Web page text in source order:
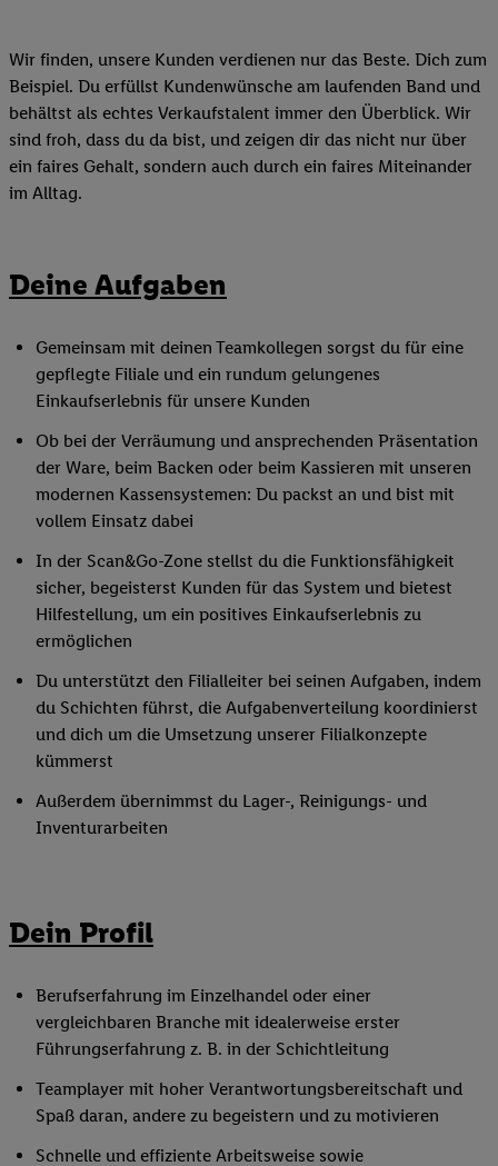
Wir finden, unsere Kunden verdienen nur das Beste. Dich zum
Beispiel. Du erfüllst Kundenwünsche am laufenden Band und
behältst als echtes Verkaufstalent immer den Überblick. Wir
sind froh, dass du da bist, und zeigen dir das nicht nur über
ein faires Gehalt, sondern auch durch ein faires Miteinander
im Alltag.
Deine Aufgaben
Gemeinsam mit deinen Teamkollegen sorgst du für eine
gepflegte Filiale und ein rundum gelungenes
Einkaufserlebnis für unsere Kunden
Ob bei der Verräumung und ansprechenden Präsentation
der Ware, beim Backen oder beim Kassieren mit unseren
modernen Kassensystemen: Du packst an und bist mit
vollem Einsatz dabei
In der Scan&Go-Zone stellst du die Funktionsfähigkeit
sicher, begeisterst Kunden für das System und bietest
Hilfestellung, um ein positives Einkaufserlebnis zu
ermöglichen
Du unterstützt den Filialleiter bei seinen Aufgaben, indem
du Schichten führst, die Aufgabenverteilung koordinierst
und dich um die Umsetzung unserer Filialkonzepte
kümmerst
Außerdem übernimmst du Lager-, Reinigungs- und
Inventurarbeiten
Dein Profil
Berufserfahrung im Einzelhandel oder einer
vergleichbaren Branche mit idealerweise erster
Führungserfahrung z. B. in der Schichtleitung
Teamplayer mit hoher Verantwortungsbereitschaft und
Spaß daran, andere zu begeistern und zu motivieren
Schnelle und effiziente Arbeitsweise sowie